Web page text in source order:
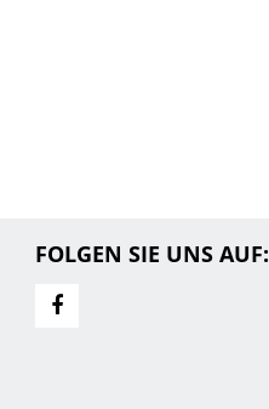
FOLGEN SIE UNS AUF: